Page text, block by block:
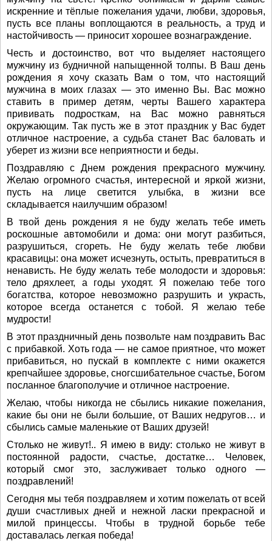
искренние и тёплые пожелания удачи, любви, здоровья,
пусть все планы воплощаются в реальность, а труд и
настойчивость — приносит хорошее вознаграждение.
Честь и достоинство, вот что выделяет настоящего
мужчину из будничной напыщенной толпы. В Ваш день
рождения я хочу сказать Вам о том, что настоящий
мужчина в моих глазах — это именно Вы. Вас можно
ставить в пример детям, черты Вашего характера
прививать подросткам, на Вас можно равняться
окружающим. Так пусть же в этот праздник у Вас будет
отличное настроение, а судьба станет Вас баловать и
уберет из жизни все неприятности и беды.
Поздравляю с Днем рождения прекрасного мужчину.
Желаю огромного счастья, интересной и яркой жизни,
пусть на лице светится улыбка, в жизни все
складывается наилучшим образом!
В твой день рождения я не буду желать тебе иметь
роскошные автомобили и дома: они могут разбиться,
разрушиться, сгореть. Не буду желать тебе любви
красавицы: она может исчезнуть, остыть, превратиться в
ненависть. Не буду желать тебе молодости и здоровья:
тело дряхлеет, а годы уходят. Я пожелаю тебе того
богатства, которое невозможно разрушить и украсть,
которое всегда останется с тобой. Я желаю тебе
мудрости!
В этот праздничный день позвольте нам поздравить Вас
с прибавкой. Хоть года — не самое приятное, что может
прибавиться, но пускай в комплекте с ними окажется
крепчайшее здоровье, сногсшибательное счастье, Богом
посланное благополучие и отличное настроение.
Желаю, чтобы никогда не сбылись никакие пожелания,
какие бы они не были большие, от Ваших недругов… и
сбылись самые маленькие от Ваших друзей!
Столько не живут!.. Я имею в виду: столько не живут в
постоянной радости, счастье, достатке… Человек,
который смог это, заслуживает только одного —
поздравлений!
Сегодня мы тебя поздравляем и хотим пожелать от всей
души счастливых дней и нежной ласки прекрасной и
милой принцессы. Чтобы в трудной борьбе тебе
доставалась легкая победа!